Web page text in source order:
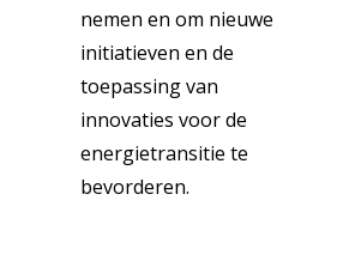
nemen en om nieuwe
initiatieven en de
toepassing van
innovaties voor de
energietransitie te
bevorderen.